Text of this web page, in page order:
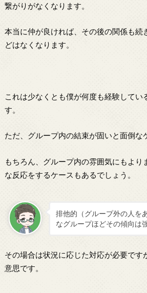
繋がりがなくなります。
本当に仲が良ければ、その後の関係も続
どはなくなります。
これは少なくとも僕が何度も経験してい
す。
ただ、グループ内の結束が固いと面倒な
もちろん、グループ内の雰囲気にもより
な反応をするケースもあるでしょう。
排他的（グループ外の人を
なグループほどその傾向は
その場合は状況に応じた対応が必要です
意思です。